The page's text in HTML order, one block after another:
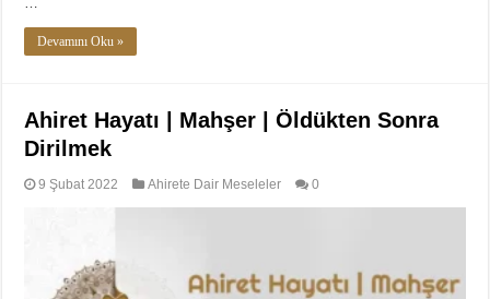
Devamını Oku »
Ahiret Hayatı | Mahşer | Öldükten Sonra
Dirilmek
9 Şubat 2022 Ahirete Dair Meseleler 0